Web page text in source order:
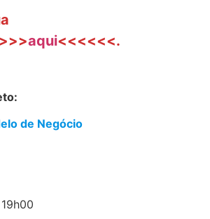
aqui<<<<<<.
de Negócio